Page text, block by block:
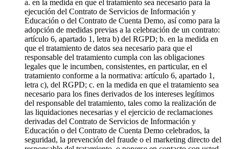
a. en la medida en que el tratamiento sea necesario para la
ejecución del Contrato de Servicios de Información y
Educación o del Contrato de Cuenta Demo, así como para la
adopción de medidas previas a la celebración de un contrato:
artículo 6, apartado 1, letra b) del RGPD; b. en la medida en
que el tratamiento de datos sea necesario para que el
responsable del tratamiento cumpla con las obligaciones
legales que le incumben, consistentes, en particular, en el
tratamiento conforme a la normativa: artículo 6, apartado 1,
letra c), del RGPD; c. en la medida en que el tratamiento sea
necesario para los fines derivados de los intereses legítimos
del responsable del tratamiento, tales como la realización de
las liquidaciones necesarias y el ejercicio de reclamaciones
derivadas del Contrato de Servicios de Información y
Educación o del Contrato de Cuenta Demo celebrados, la
seguridad, la prevención del fraude o el marketing directo del